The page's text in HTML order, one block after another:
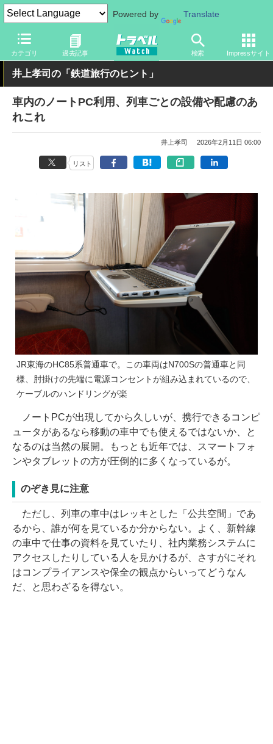
Powered by Translate
カテゴリ 過去記事 検索 Impressサイト
トラベル Watch 旅の方法 鉄旅 鉄道
井上孝司の「鉄道旅行のヒント」
車内のノートPC利用、列車ごとの設備や配慮のあ
れこれ
井上孝司 2026年2月11日 06:00
リスト
JR東海のHC85系普通車で。この車両はN700Sの普通車と同
様、肘掛けの先端に電源コンセントが組み込まれているので、
ケーブルのハンドリングが楽
ノートPCが出現してから久しいが、携行できるコンピ
ュータがあるなら移動の車中でも使えるではないか、と
なるのは当然の展開。もっとも近年では、スマートフォ
ンやタブレットの方が圧倒的に多くなっているが。
のぞき見に注意
ただし、列車の車中はレッキとした「公共空間」であ
るから、誰が何を見ているか分からない。よく、新幹線
の車中で仕事の資料を見ていたり、社内業務システムに
アクセスしたりしている人を見かけるが、さすがにそれ
はコンプライアンスや保全の観点からいってどうなん
だ、と思わざるを得ない。